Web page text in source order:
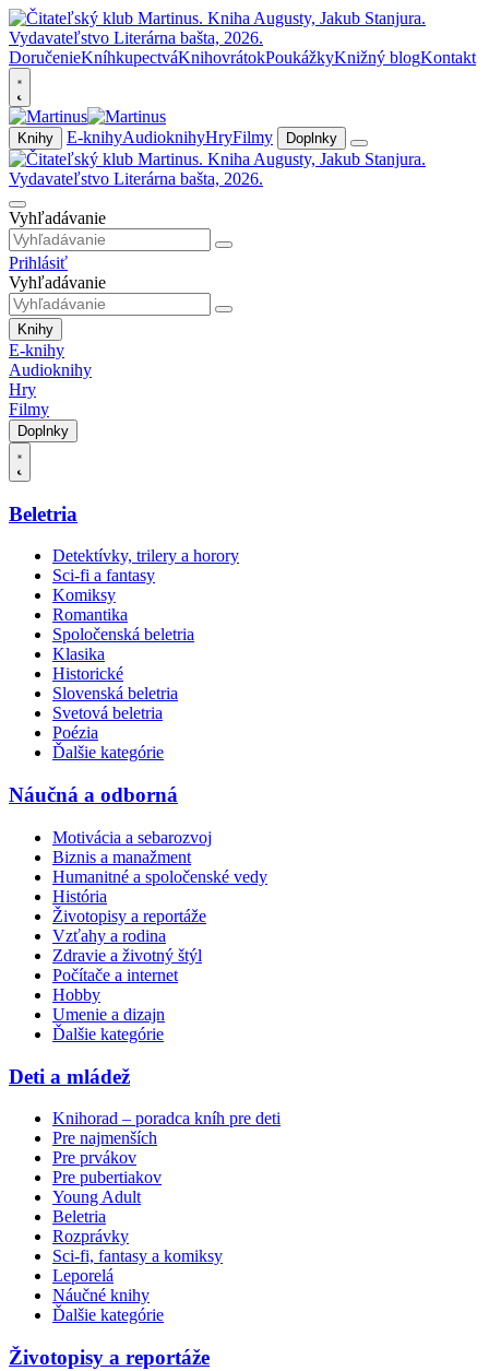
DoručenieKníhkupectváKnihovrátokPoukážkyKnižný blogKontakt
Knihy E-knihyAudioknihyHryFilmy Doplnky
Vyhľadávanie
Prihlásiť
Vyhľadávanie
Knihy
E-knihy
Audioknihy
Hry
Filmy
Doplnky
Beletria
Detektívky, trilery a horory
Sci-fi a fantasy
Komiksy
Romantika
Spoločenská beletria
Klasika
Historické
Slovenská beletria
Svetová beletria
Poézia
Ďalšie kategórie
Náučná a odborná
Motivácia a sebarozvoj
Biznis a manažment
Humanitné a spoločenské vedy
História
Životopisy a reportáže
Vzťahy a rodina
Zdravie a životný štýl
Počítače a internet
Hobby
Umenie a dizajn
Ďalšie kategórie
Deti a mládež
Knihorad – poradca kníh pre deti
Pre najmenších
Pre prvákov
Pre pubertiakov
Young Adult
Beletria
Rozprávky
Sci-fi, fantasy a komiksy
Leporelá
Náučné knihy
Ďalšie kategórie
Životopisy a reportáže